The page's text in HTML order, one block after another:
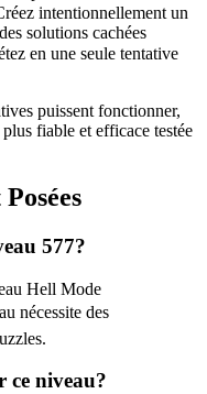
intentionnellement un
solutions cachées
en une seule tentative
puissent fonctionner,
fiable et efficace testée
577?
Hell Mode
nécessite des
ce niveau?